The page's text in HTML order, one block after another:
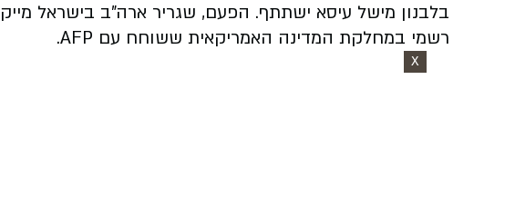
בלבנון מישל עיסא ישתתף. הפעם, שגריר ארה"ב בישראל
רשמי במחלקת המדינה האמריקאית ששוחח עם AFP.
X